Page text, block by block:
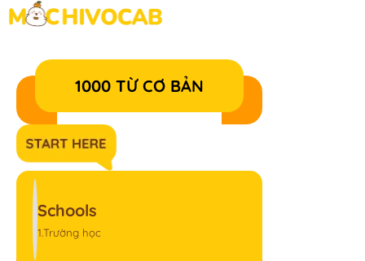
1000 TỪ CƠ BẢN
Schools
1.Trường học